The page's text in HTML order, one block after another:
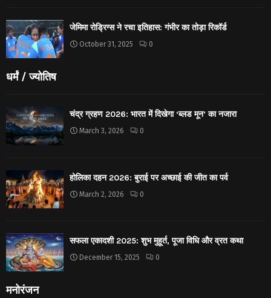
जेमिमा रोड्रिग्स ने रचा इतिहास: गंभीर का तोड़ा रिकॉर्ड
October 31, 2025 0
धर्मं / ज्योतिष
चंद्र ग्रहण 2026: भारत में दिखेगा ‘ब्लड मून’ का नजारा
March 3, 2026 0
होलिका दहन 2026: बुराई पर अच्छाई की जीत का पर्व
March 2, 2026 0
सफला एकादशी 2025: शुभ मुहूर्त, पूजा विधि और व्रत कथा
December 15, 2025 0
मनोरंजन